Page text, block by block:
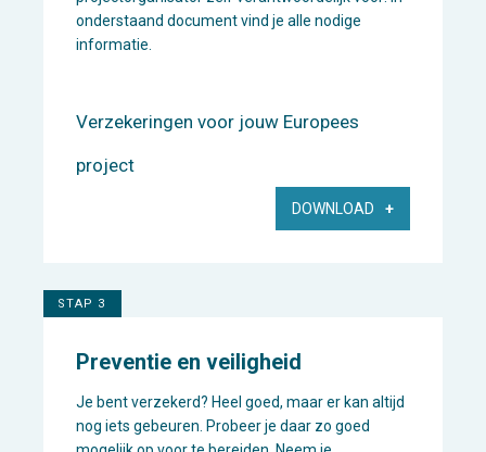
onderstaand document vind je alle nodige
informatie.
Verzekeringen voor jouw Europees
project
DOWNLOAD
STAP 3
Preventie en veiligheid
Je bent verzekerd? Heel goed, maar er kan altijd
nog iets gebeuren. Probeer je daar zo goed